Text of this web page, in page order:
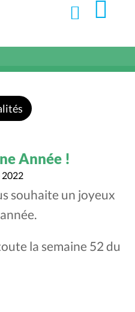
Année !
2022
souhaite un joyeux
la semaine 52 du